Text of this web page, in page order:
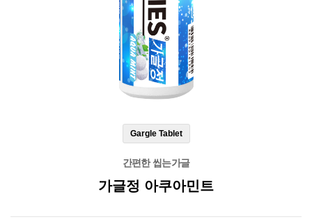
Gargle Tablet
간편한 씹는가글
가글정 아쿠아민트